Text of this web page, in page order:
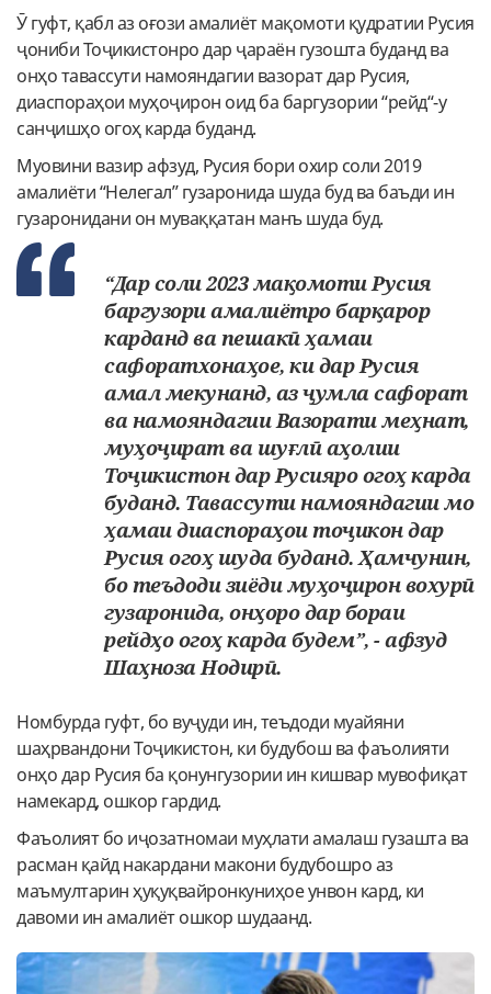
Ӯ гуфт, қабл аз оғози амалиёт мақомоти қудратии Русия
ҷониби Тоҷикистонро дар ҷараён гузошта буданд ва
онҳо тавассути намояндагии вазорат дар Русия,
диаспораҳои муҳоҷирон оид ба баргузории “рейд“-у
санҷишҳо огоҳ карда буданд.
Муовини вазир афзуд, Русия бори охир соли 2019
амалиёти “Нелегал” гузаронида шуда буд ва баъди ин
гузаронидани он муваққатан манъ шуда буд.
“Дар соли 2023 мақомоти Русия
баргузори амалиётро барқарор
карданд ва пешакӣ ҳамаи
сафоратхонаҳое, ки дар Русия
амал мекунанд, аз ҷумла сафорат
ва намояндагии Вазорати меҳнат,
муҳоҷират ва шуғлӣ аҳолии
Тоҷикистон дар Русияро огоҳ карда
буданд. Тавассути намояндагии мо
ҳамаи диаспораҳои тоҷикон дар
Русия огоҳ шуда буданд. Ҳамчунин,
бо теъдоди зиёди муҳоҷирон вохурӣ
гузаронида, онҳоро дар бораи
рейдҳо огоҳ карда будем”, - афзуд
Шаҳноза Нодирӣ.
Номбурда гуфт, бо вуҷуди ин, теъдоди муайяни
шаҳрвандони Тоҷикистон, ки будубош ва фаъолияти
онҳо дар Русия ба қонунгузории ин кишвар мувофиқат
намекард, ошкор гардид.
Фаъолият бо иҷозатномаи муҳлати амалаш гузашта ва
расман қайд накардани макони будубошро аз
маъмултарин ҳуқуқвайронкуниҳое унвон кард, ки
давоми ин амалиёт ошкор шудаанд.